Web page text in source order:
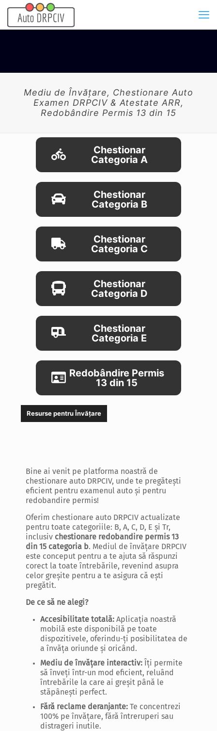
Mediu de Învățare, Chestionare Auto
Examen DRPCIV & Atestate ARR,
Redobândire Permis 13 din 15
Chestionar
Categoria A
Chestionar
Categoria B
Chestionar
Categoria C
Chestionar
Categoria D
Chestionar
Categoria E
Redobândire Permis
13 din 15
Resurse pentru Învățare
Bine ai venit pe platforma noastră de
chestionare auto DRPCIV, unde te pregătești
eficient pentru examenul auto și pentru
redobandire permis!
Oferim chestionare auto DRPCIV actualizate
pentru toate categoriile: B, A, C, D, E și Tr,
inclusiv chestionare redobandire permis 13
din 15 categoria b. Mediul de învățare DRPCIV
este conceput pentru a te ajuta să răspunzi
corect la toate întrebările, revenind asupra
celor greșite pentru a te asigura că ești
pregătit.
De ce să ne alegi?
Accesibilitate totală: Aplicația noastră
mobilă este disponibilă pe toate
dispozitivele, oferindu-ți posibilitatea de
a învăța oriunde și oricând.
Mediu de învățare interactiv: Îți permite
să înveți într-un mod eficient, reluând
întrebările la care ai greșit până le
stăpânești perfect.
Fără reclame deranjante: Te concentrezi
100% pe învățare, fără întreruperi sau
distrageri inutile.